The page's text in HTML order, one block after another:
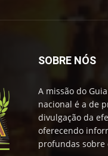
SOBRE NÓS
A missão do
nacional é a de
divulgação da
oferecendo
profundas sobre